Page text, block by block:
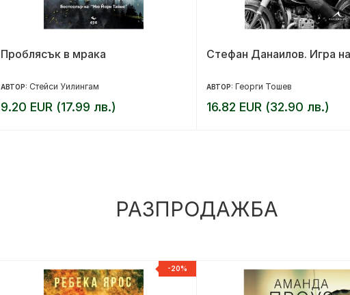
Проблясък в мрака
АВТОР: Стейси Уилингам
9.20 EUR (17.99 лв.)
Стефан Данаилов. Игра
АВТОР: Георги Тошев
16.82 EUR (32.90 лв.)
РАЗПРОДАЖБА
-20%